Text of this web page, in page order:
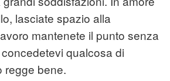
lasciate spazio alla
mantenete il punto senza
qualcosa di
regge bene.